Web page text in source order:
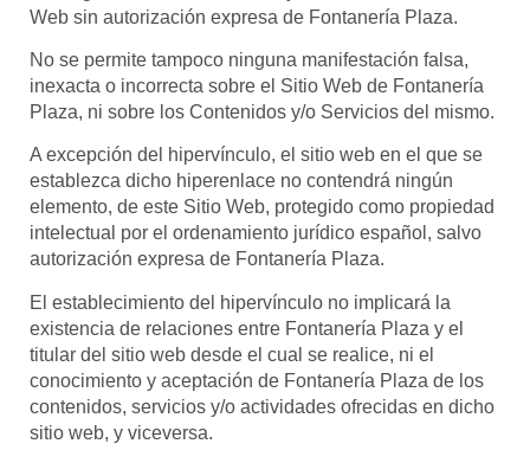
Web sin autorización expresa de Fontanería Plaza.
No se permite tampoco ninguna manifestación falsa,
inexacta o incorrecta sobre el Sitio Web de Fontanería
Plaza, ni sobre los Contenidos y/o Servicios del mismo.
A excepción del hipervínculo, el sitio web en el que se
establezca dicho hiperenlace no contendrá ningún
elemento, de este Sitio Web, protegido como propiedad
intelectual por el ordenamiento jurídico español, salvo
autorización expresa de Fontanería Plaza.
El establecimiento del hipervínculo no implicará la
existencia de relaciones entre Fontanería Plaza y el
titular del sitio web desde el cual se realice, ni el
conocimiento y aceptación de Fontanería Plaza de los
contenidos, servicios y/o actividades ofrecidas en dicho
sitio web, y viceversa.